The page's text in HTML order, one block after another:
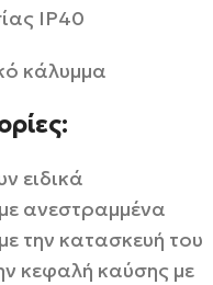
ΙΡ40
κάλυμμα
ειδικά
ανεστραμμένα
την κατασκευή του
κεφαλή καύσης με